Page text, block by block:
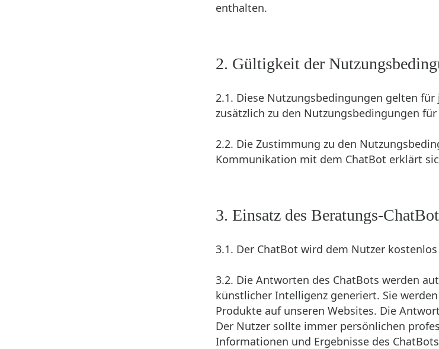
enthalten.
2. Gültigkeit der
2.1. Diese Nutzungsbedingungen gelten
zusätzlich zu den Nutzungsbedingungen
2.2. Die Zustimmung zu den
Kommunikation mit dem ChatBot erklärt
3. Einsatz des Beratungs-
3.1. Der ChatBot wird dem Nutzer
3.2. Die Antworten des ChatBots werden
künstlicher Intelligenz generiert. Sie
Produkte auf unseren Websites. Die
Der Nutzer sollte immer persönlichen
Informationen und Ergebnisse des